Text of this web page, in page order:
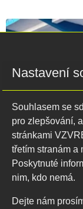
16.03.2026
Nastavení
Souhlasem se
pro zlepšování,
stránkami
třetím stranám a
Poskytnuté
nim, kdo nemá.
Dejte nám